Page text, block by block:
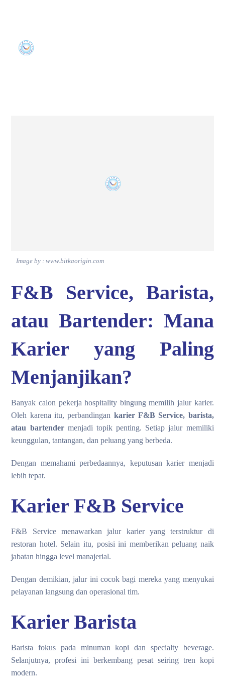
Image by : www.bitkaorigin.com
F&B Service, Barista,
atau Bartender: Mana
Karier yang Paling
Menjanjikan?
Banyak calon pekerja hospitality bingung memilih jalur karier.
Oleh karena itu, perbandingan karier F&B Service, barista,
atau bartendermenjadi topik penting. Setiap jalur memiliki
keunggulan, tantangan, dan peluang yang berbeda.
Dengan memahami perbedaannya, keputusan karier menjadi
lebih tepat.
Karier F&B Service
F&B Service menawarkan jalur karier yang terstruktur di
restoran hotel. Selain itu, posisi ini memberikan peluang naik
jabatan hingga level manajerial.
Dengan demikian, jalur ini cocok bagi mereka yang menyukai
pelayanan langsung dan operasional tim.
Karier Barista
Barista fokus pada minuman kopi dan specialty beverage.
Selanjutnya, profesi ini berkembang pesat seiring tren kopi
modern.